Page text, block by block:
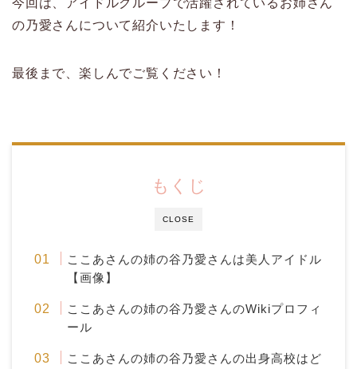
今回は、アイドルグループで活躍されているお姉さん
の乃愛さんについて紹介いたします！
最後まで、楽しんでご覧ください！
CLOSE
もくじ
ここあさんの姉の谷乃愛さんは美人アイドル
【画像】
ここあさんの姉の谷乃愛さんのWikiプロフィ
ール
ここあさんの姉の谷乃愛さんの出身高校はど